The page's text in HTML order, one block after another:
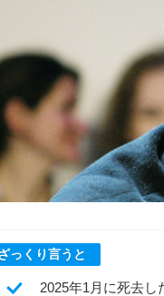
っくり言うと
2025年1月に死去し